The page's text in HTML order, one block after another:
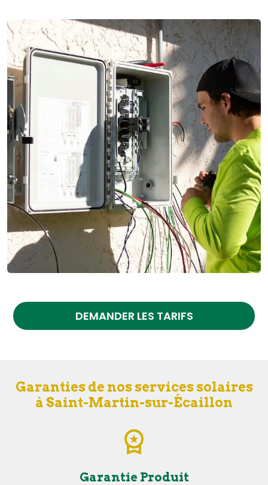
DEMANDER LES TARIFS
Garanties de nos services solaires
à Saint-Martin-sur-Écaillon
Garantie Produit